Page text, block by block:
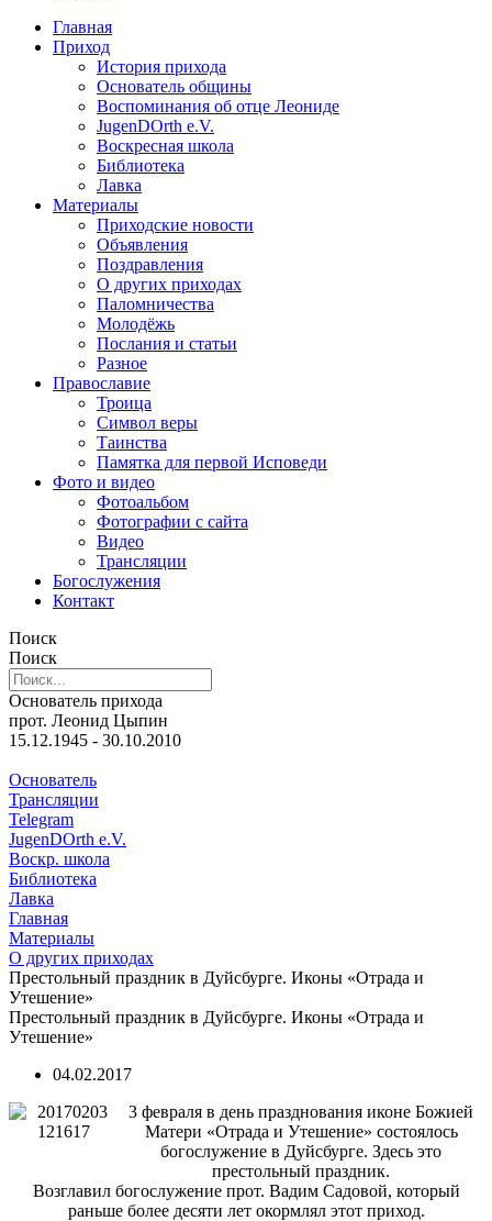
Главная
Приход
История прихода
Основатель общины
Воспоминания об отце Леониде
JugenDOrth e.V.
Воскресная школа
Библиотека
Лавка
Материалы
Приходские новости
Объявления
Поздравления
О других приходах
Паломничества
Молодёжь
Послания и статьи
Разное
Православие
Троица
Символ веры
Таинства
Памятка для первой Исповеди
Фото и видео
Фотоальбом
Фотографии с сайта
Видео
Трансляции
Богослужения
Контакт
Поиск
Поиск
Основатель прихода
прот. Леонид Цыпин
15.12.1945 - 30.10.2010
Основатель
Трансляции
Telegram
JugenDOrth e.V.
Воскр. школа
Библиотека
Лавка
Главная
Материалы
О других приходах
Престольный праздник в Дуйсбурге. Иконы «Отрада и
Утешение»
Престольный праздник в Дуйсбурге. Иконы «Отрада и
Утешение»
04.02.2017
3 февраля в день празднования иконе Божией
Матери «Отрада и Утешение» состоялось
богослужение в Дуйсбурге. Здесь это
престольный праздник.
Возглавил богослужение прот. Вадим Садовой, который
раньше более десяти лет окормлял этот приход.